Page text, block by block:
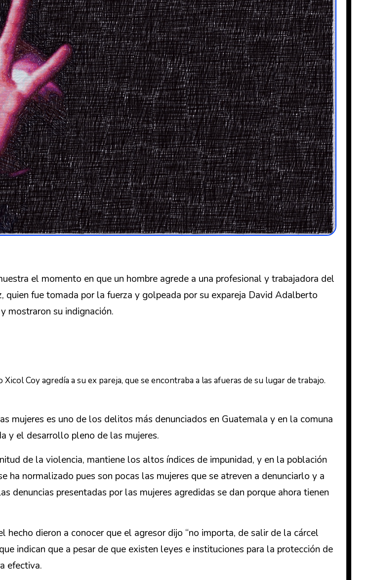
el momento en que un hombre agrede a una profesional y trabajadora del
fue tomada por la fuerza y golpeada por su expareja David Adalberto
mostraron su indignación.
Coy agredía a su ex pareja, que se encontraba a las afueras de su lugar de trabajo.
mujeres es uno de los delitos más denunciados en Guatemala y en la comuna
y el desarrollo pleno de las mujeres.
de la violencia, mantiene los altos índices de impunidad, y en la población
normalizado pues son pocas las mujeres que se atreven a denunciarlo y a
denuncias presentadas por las mujeres agredidas se dan porque ahora tienen
dieron a conocer que el agresor dijo “no importa, de salir de la cárcel
indican que a pesar de que existen leyes e instituciones para la protección de
efectiva.